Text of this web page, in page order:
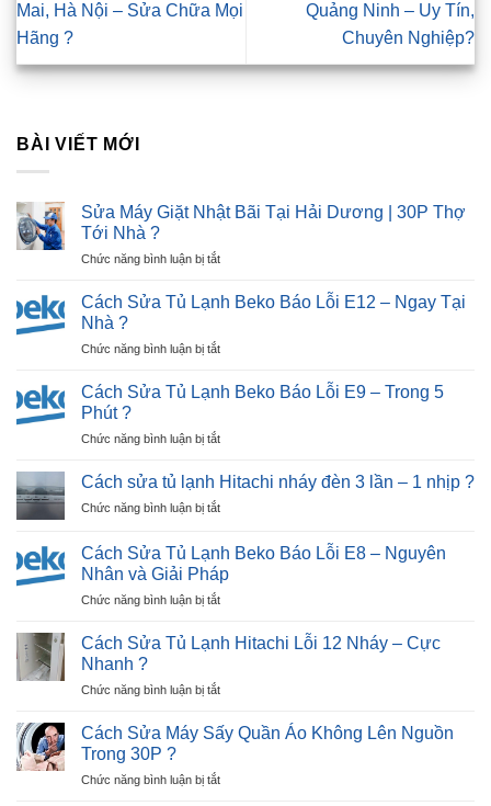
Mai, Hà Nội – Sửa Chữa Mọi
Hãng ?
Quảng Ninh – Uy Tín,
Chuyên Nghiệp?
BÀI VIẾT MỚI
Sửa Máy Giặt Nhật Bãi Tại Hải Dương | 30P Thợ
Tới Nhà ?
Chức năng bình luận bị tắtở
Máy
Bãi
Hải
30P
Tới
Cách Sửa Tủ Lạnh Beko Báo Lỗi E12 – Ngay Tại
Nhà ?
Chức năng bình luận bị tắtở
Sửa
Beko
Lỗi
–
Tại
Nhà
Cách Sửa Tủ Lạnh Beko Báo Lỗi E9 – Trong 5
Phút ?
Chức năng bình luận bị tắtở
Sửa
Lạnh
Báo
Lỗi
E9
–
5
Cách sửa tủ lạnh Hitachi nháy đèn 3 lần – 1 nhịp ?
Chức năng bình luận bị tắtở
sửa
tủ
lạnh
Hitachi
đèn
–
nhịp
Cách Sửa Tủ Lạnh Beko Báo Lỗi E8 – Nguyên
Nhân và Giải Pháp
Chức năng bình luận bị tắtở
Sửa
Beko
Lỗi
Nguyên
Cách Sửa Tủ Lạnh Hitachi Lỗi 12 Nháy – Cực
Nhanh ?
Chức năng bình luận bị tắtở
Sửa
Tủ
Hitachi
Cách Sửa Máy Sấy Quần Áo Không Lên Nguồn
Trong 30P ?
Chức năng bình luận bị tắtở